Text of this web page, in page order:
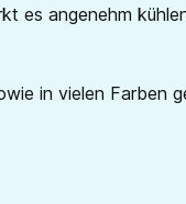
es angenehm
in vielen Farben